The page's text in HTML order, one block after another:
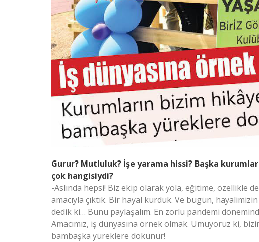
Gurur? Mutluluk? İşe yarama hissi? Başka
çok hangisiydi?
-Aslında hepsi! Biz ekip olarak yola, eğitime, özellikle
amacıyla çıktık. Bir hayal kurduk. Ve bugün,
dedik ki… Bunu paylaşalım. En zorlu pandemi
Amacımız, iş dünyasına örnek olmak. Umuyoruz ki,
bambaşka yüreklere dokunur!